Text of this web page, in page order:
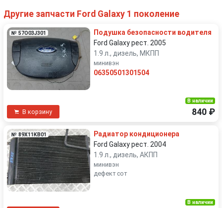
Другие запчасти Ford Galaxy 1 поколение
№ 57O03J301
Подушка безопасности водителя
Ford Galaxy рест. 2005
1.9 л., дизель, МКПП
минивэн
06350501301504
В корзину
В наличии
840 ₽
№ 89X11KB01
Радиатор кондиционера
Ford Galaxy рест. 2004
1.9 л., дизель, АКПП
минивэн
дефект сот
В наличии